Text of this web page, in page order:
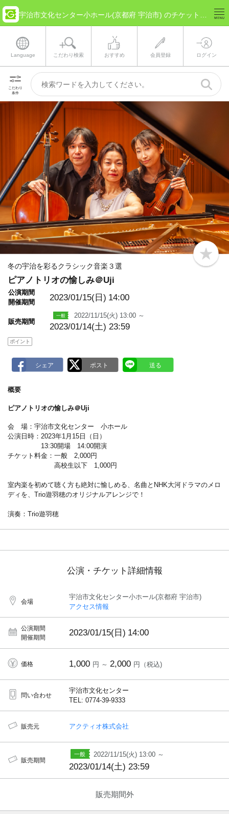
Language こだわり検索 おすすめ 会員登録 ログイン
こだわり
条件
b
o
冬の宇治を彩るクラシック音楽３選
ピアノトリオの愉しみ＠Uji
公演期間
開催期間
2023/01/15(日) 14:00
販売期間
2022/11/15(火) 13:00 ～
2023/01/14(土) 23:59
ポイント
概要
ピアノトリオの愉しみ＠Uji
会 場：宇治市文化センター 小ホール
公演日時：2023年1月15日（日）
13:30開場 14:00開演
チケット料金：一般 2,000円
高校生以下 1,000円
室内楽を初めて聴く方も絶対に愉しめる、名曲とNHK大河ドラマのメロ
ディを、Trio遊羽穂のオリジナルアレンジで！
演奏：Trio遊羽穂
公演・チケット詳細情報
会場
宇治市文化センター小ホール(京都府 宇治市)
アクセス情報
公演期間
開催期間
2023/01/15(日) 14:00
価格 1,000 円 ～ 2,000 円（税込)
問い合わせ
宇治市文化センター
TEL: 0774-39-9333
販売元 アクティオ株式会社
販売期間
2022/11/15(火) 13:00 ～
2023/01/14(土) 23:59
販売期間外